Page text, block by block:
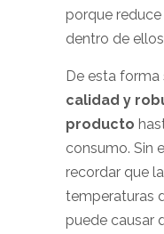
porque
dentro de
De esta forma
calidad y
producto
consumo. Sin
recordar que
temperaturas
puede causar